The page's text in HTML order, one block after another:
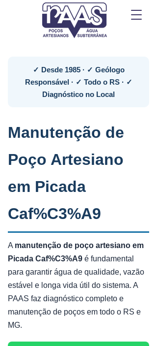
✓ Desde 1985 · ✓ Geólogo
Responsável · ✓ Todo o RS · ✓
Diagnóstico no Local
Manutenção de
Poço Artesiano
em Picada
Caf%C3%A9
A manutenção de poço artesiano em
Picada Caf%C3%A9 é fundamental
para garantir água de qualidade, vazão
estável e longa vida útil do sistema. A
PAAS faz diagnóstico completo e
manutenção de poços em todo o RS e
MG.